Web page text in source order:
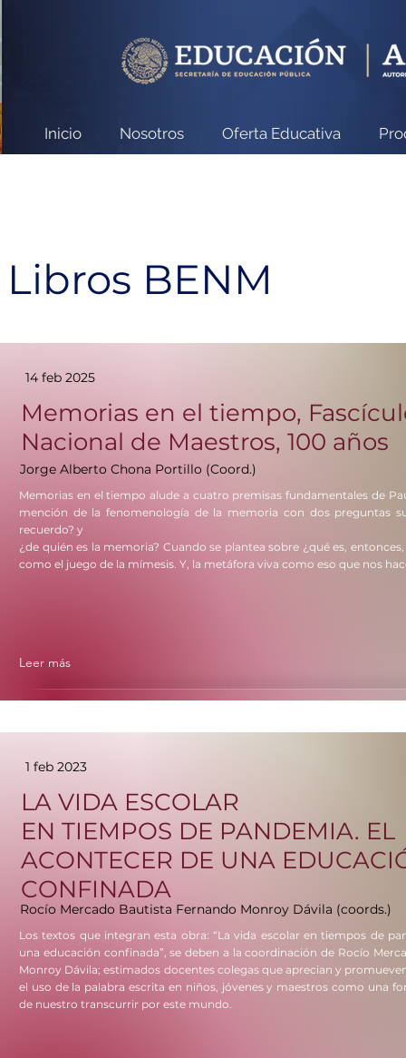
Inicio Nosotros Oferta Educativa
Libros BENM
14 feb 2025
Memorias en el tiempo,
Nacional de Maestros, 100 años
Jorge Alberto Chona Portillo (Coord.)
Memorias en el tiempo alude a cuatro premisas fundamentales de
mención de la fenomenología de la memoria con dos preguntas
recuerdo? y
¿de quién es la memoria? Cuando se plantea sobre ¿qué es,
como el juego de la mímesis. Y, la metáfora viva como eso que nos
Leer más
1 feb 2023
LA VIDA ESCOLAR
EN TIEMPOS DE PANDEMIA. EL
ACONTECER DE UNA
CONFINADA
Rocío Mercado Bautista Fernando Monroy Dávila (coords.)
Los textos que integran esta obra: “La vida escolar en tiempos de
una educación confinada”, se deben a la coordinación de Rocío
Monroy Dávila; estimados docentes colegas que aprecian y
el uso de la palabra escrita en niños, jóvenes y maestros como una
de nuestro transcurrir por este mundo.